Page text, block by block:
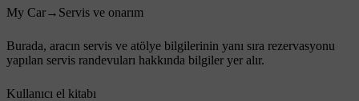
My Car→ Servis ve onarım
Burada, aracın servis ve atölye bilgilerinin yanı sıra rezervasyonu
yapılan servis randevuları hakkında bilgiler yer alır.
Kullanıcı el kitabı